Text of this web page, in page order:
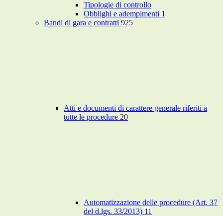
Tipologie di controllo
Obblighi e adempimenti 1
Bandi di gara e contratti 925
Atti e documenti di carattere generale riferiti a
tutte le procedure 20
Automatizzazione delle procedure (Art. 37
del d.lgs. 33/2013) 11